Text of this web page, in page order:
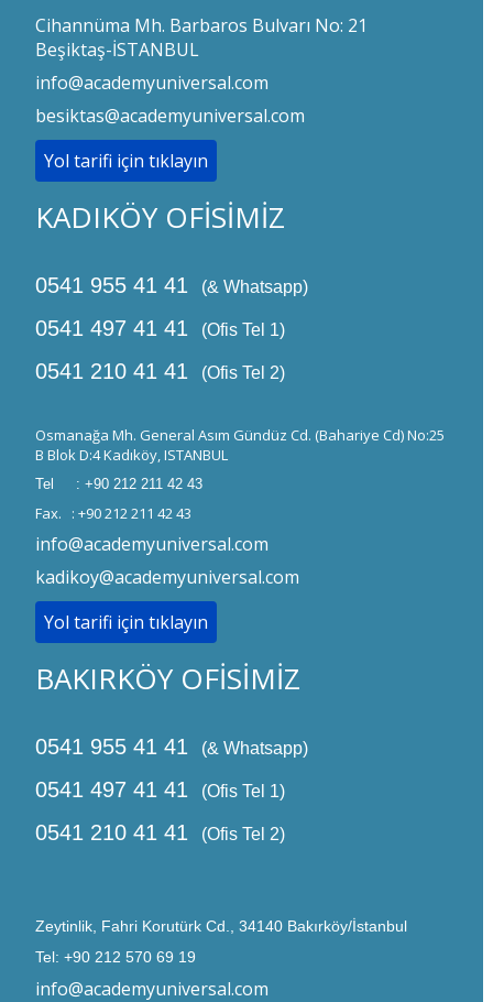
Cihannüma Mh. Barbaros Bulvarı No: 21
Beşiktaş-İSTANBUL
info@academyuniversal.com
besiktas@academyuniversal.com
Yol tarifi için tıklayın
KADIKÖY OFİSİMİZ
0541 955 41 41 (& Whatsapp)
0541 497 41 41 (Ofis Tel 1)
0541 210 41 41 (Ofis Tel 2)
Osmanağa Mh. General Asım Gündüz Cd. (Bahariye Cd) No:25
B Blok D:4 Kadıköy, ISTANBUL
Tel : +90 212 211 42 43
Fax. : +90 212 211 42 43
info@academyuniversal.com
kadikoy@academyuniversal.com
Yol tarifi için tıklayın
BAKIRKÖY OFİSİMİZ
0541 955 41 41 (& Whatsapp)
0541 497 41 41 (Ofis Tel 1)
0541 210 41 41 (Ofis Tel 2)
Zeytinlik, Fahri Korutürk Cd., 34140 Bakırköy/İstanbul
Tel: +90 212 570 69 19
info@academyuniversal.com